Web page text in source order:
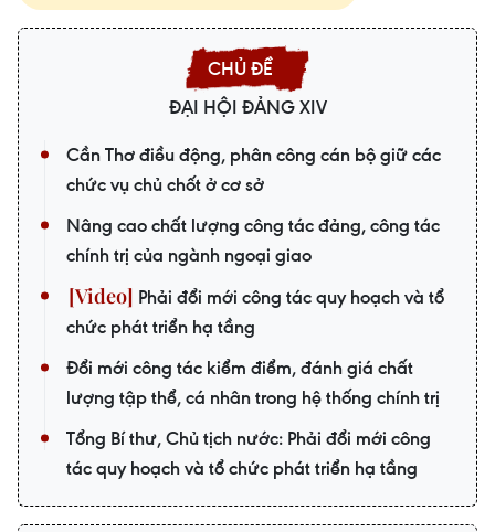
ĐẠI HỘI ĐẢNG XIV
Cần Thơ điều động, phân công cán bộ giữ các
chức vụ chủ chốt ở cơ sở
Nâng cao chất lượng công tác đảng, công tác
chính trị của ngành ngoại giao
Phải đổi mới công tác quy hoạch và tổ
chức phát triển hạ tầng
Đổi mới công tác kiểm điểm, đánh giá chất
lượng tập thể, cá nhân trong hệ thống chính trị
Tổng Bí thư, Chủ tịch nước: Phải đổi mới công
tác quy hoạch và tổ chức phát triển hạ tầng